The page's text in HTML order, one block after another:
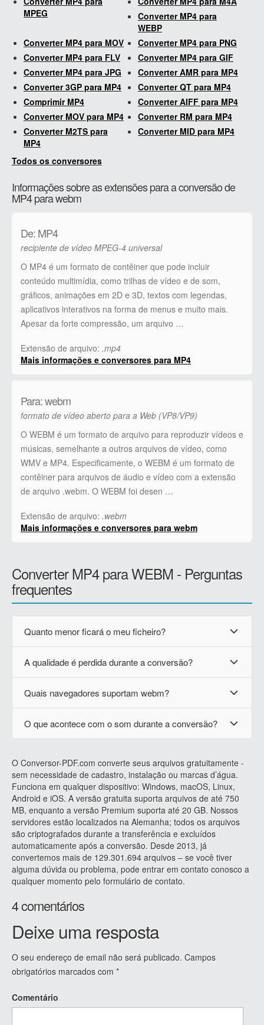
MPEG
Converter MP4 para
WEBP
Converter MP4 para MOV
Converter MP4 para PNG
Converter MP4 para FLV
Converter MP4 para GIF
Converter MP4 para JPG
Converter AMR para MP4
Converter 3GP para MP4
Converter QT para MP4
Comprimir MP4
Converter AIFF para MP4
Converter MOV para MP4
Converter RM para MP4
Converter M2TS para
MP4
Converter MID para MP4
Todos os conversores
Informações sobre as extensões para a conversão de
MP4 para webm
De: MP4
recipiente de vídeo MPEG-4 universal
O MP4 é um formato de contêiner que pode incluir
conteúdo multimídia, como trilhas de vídeo e de som,
gráficos, animações em 2D e 3D, textos com legendas,
aplicativos interativos na forma de menus e muito mais.
Apesar da forte compressão, um arquivo …
Extensão de arquivo: .mp4
Mais informações e conversores para MP4
Para: webm
formato de vídeo aberto para a Web (VP8/VP9)
O WEBM é um formato de arquivo para reproduzir vídeos e
músicas, semelhante a outros arquivos de vídeo, como
WMV e MP4. Especificamente, o WEBM é um formato de
contêiner para arquivos de áudio e vídeo com a extensão
de arquivo .webm. O WEBM foi desen …
Extensão de arquivo: .webm
Mais informações e conversores para webm
Converter MP4 para WEBM - Perguntas
frequentes
Quanto menor ficará o meu ficheiro?
A qualidade é perdida durante a conversão?
Quais navegadores suportam webm?
O que acontece com o som durante a conversão?
O Conversor-PDF.com converte seus arquivos gratuitamente -
sem necessidade de cadastro, instalação ou marcas d’água.
Funciona em qualquer dispositivo: Windows, macOS, Linux,
Android e iOS. A versão gratuita suporta arquivos de até 750
MB, enquanto a versão Premium suporta até 20 GB. Nossos
servidores estão localizados na Alemanha; todos os arquivos
são criptografados durante a transferência e excluídos
automaticamente após a conversão. Desde 2013, já
convertemos mais de 129.301.694 arquivos – se você tiver
alguma dúvida ou problema, pode entrar em contato conosco a
qualquer momento pelo formulário de contato.
4 comentários
Deixe uma resposta
O seu endereço de email não será publicado. Campos
obrigatórios marcados com *
Comentário